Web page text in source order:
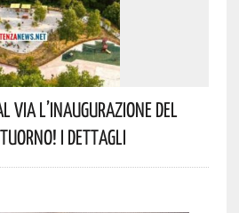
Via L’inaugurazione Del
I Dettagli